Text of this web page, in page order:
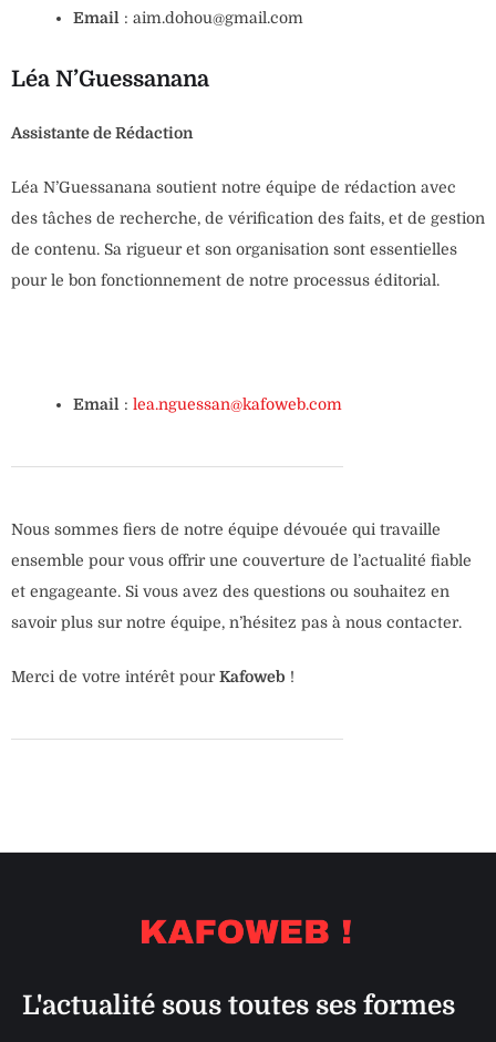
Email : aim.dohou@gmail.com
Léa N’Guessanana
Assistante de Rédaction
Léa N’Guessanana soutient notre équipe de rédaction avec
des tâches de recherche, de vérification des faits, et de gestion
de contenu. Sa rigueur et son organisation sont essentielles
pour le bon fonctionnement de notre processus éditorial.
Email : lea.nguessan@kafoweb.com
Nous sommes fiers de notre équipe dévouée qui travaille
ensemble pour vous offrir une couverture de l’actualité fiable
et engageante. Si vous avez des questions ou souhaitez en
savoir plus sur notre équipe, n’hésitez pas à nous contacter.
Merci de votre intérêt pourKafoweb !
L'actualité sous toutes ses formes